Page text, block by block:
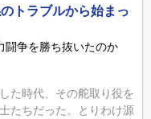
トラブルから始まっ
闘争を勝ち抜いたのか
た時代、その舵取り役を
たちだった。とりわけ源